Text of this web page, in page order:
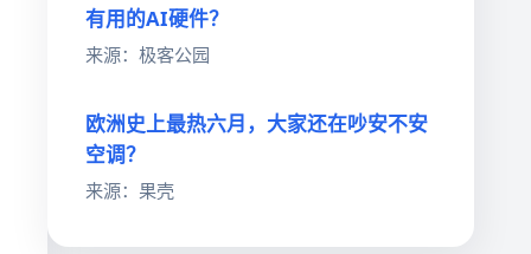
有用的AI硬件？
来源：极客公园
欧洲史上最热六月，大家还在吵安不安
空调？
来源：果壳